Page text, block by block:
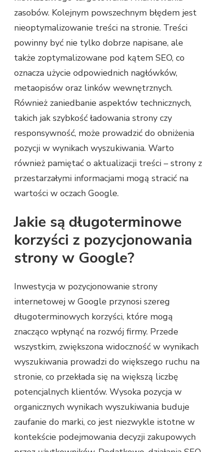
zasobów. Kolejnym powszechnym błędem jest
nieoptymalizowanie treści na stronie. Treści
powinny być nie tylko dobrze napisane, ale
także zoptymalizowane pod kątem SEO, co
oznacza użycie odpowiednich nagłówków,
metaopisów oraz linków wewnętrznych.
Również zaniedbanie aspektów technicznych,
takich jak szybkość ładowania strony czy
responsywność, może prowadzić do obniżenia
pozycji w wynikach wyszukiwania. Warto
również pamiętać o aktualizacji treści – strony z
przestarzałymi informacjami mogą stracić na
wartości w oczach Google.
Jakie są długoterminowe
korzyści z pozycjonowania
strony w Google?
Inwestycja w pozycjonowanie strony
internetowej w Google przynosi szereg
długoterminowych korzyści, które mogą
znacząco wpłynąć na rozwój firmy. Przede
wszystkim, zwiększona widoczność w wynikach
wyszukiwania prowadzi do większego ruchu na
stronie, co przekłada się na większą liczbę
potencjalnych klientów. Wysoka pozycja w
organicznych wynikach wyszukiwania buduje
zaufanie do marki, co jest niezwykle istotne w
kontekście podejmowania decyzji zakupowych